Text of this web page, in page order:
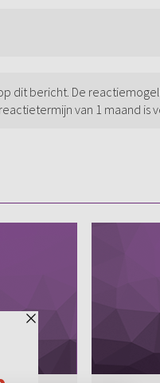
dit bericht. De
reactietermijn van 1 maand is